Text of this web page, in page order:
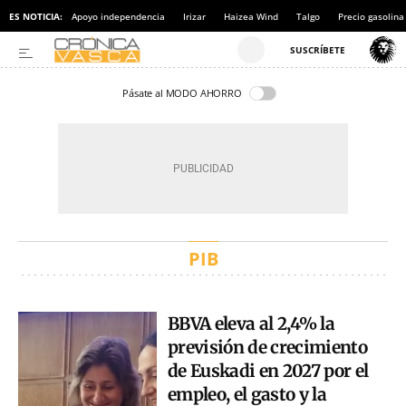
ES NOTICIA: Apoyo independencia Irizar Haizea Wind Talgo Precio gasolina
Pásate al MODO AHORRO
PIB
BBVA eleva al 2,4% la
previsión de crecimiento
de Euskadi en 2027 por el
empleo, el gasto y la